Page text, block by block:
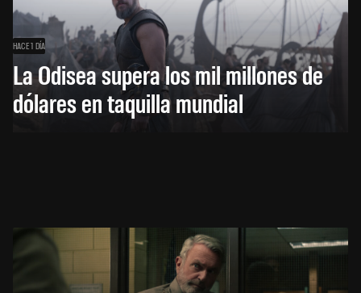
HACE 1 DÍA
La Odisea supera los mil millones de
dólares en taquilla mundial